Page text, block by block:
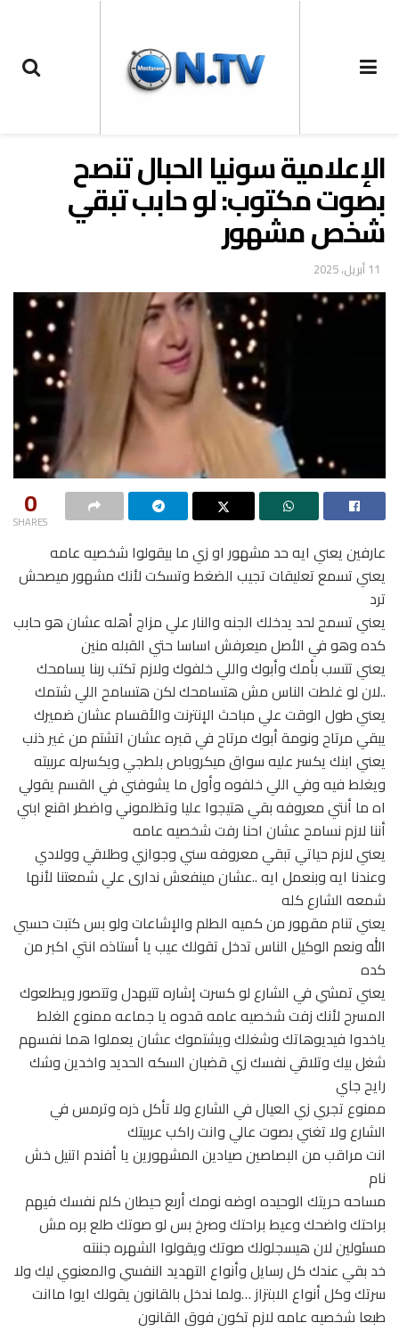
الإعلامية سونيا الحبال تنصح
بصوت مكتوب: لو حابب تبقي
شخص مشهور
11 أبريل، 2025
0
SHARES
عارفين يعني ايه حد مشهور او زي ما بيقولوا شخصيه عامه
يعني تسمع تعليقات تجيب الضغط وتسكت لأنك مشهور ميصحش
ترد
يعني تسمح لحد يدخلك الجنه والنار علي مزاج أهله عشان هو حابب
كده وهو في الأصل ميعرفش اساسا حتي القبله منين
يعني تتسب بأمك وأبوك واللي خلفوك ولازم تكتب ربنا يسامحك
..لان لو غلطت الناس مش هتسامحك لكن هتسامح اللي شتمك
يعني طول الوقت علي مباحث الإنترنت والأقسام عشان ضميرك
يبقي مرتاح ونومة أبوك مرتاح في قبره عشان اتشتم من غير ذنب
يعني ابنك يكسر عليه سواق ميكروباص بلطجي ويكسرله عربيته
ويغلط فيه وفي اللي خلفوه وأول ما يشوفني في القسم يقولي
اه ما أنتي معروفه بقي هتيجوا عليا وتظلموني واضطر اقنع ابني
أننا لازم نسامح عشان احنا رفت شخصيه عامه
يعني لازم حياتي تبقي معروفه سني وجوازي وطلاقي وولادي
وعندنا ايه وبنعمل ايه ..عشان مينفعش ندارى علي شمعتنا لأنها
شمعه الشارع كله
يعني تنام مقهور من كميه الطلم والإشاعات ولو بس كتبت حسبي
الله ونعم الوكيل الناس تدخل تقولك عيب يا أستاذه انتي اكبر من
كده
يعني تمشي في الشارع لو كسرت إشاره تتبهدل وتتصور ويطلعوك
المسرح لأنك زفت شخصيه عامه قدوه يا جماعه ممنوع الغلط
ياخدوا فيديوهاتك وشغلك ويشتموك عشان يعملوا هما نفسهم
شغل بيك وتلاقي نفسك زي قضبان السكه الحديد واخدين وشك
رايح جاي
ممنوع تجري زي العيال في الشارع ولا تأكل ذره وترمس في
الشارع ولا تغني بصوت عالي وانت راكب عربيتك
انت مراقب من البصاصين صيادين المشهورين يا أفندم اتنيل خش
نام
مساحه حريتك الوحيده اوضه نومك أربع حيطان كلم نفسك فيهم
براحتك واضحك وعيط براحتك وصرخ بس لو صوتك طلع بره مش
مسئولين لان هيسجلولك صوتك ويقولوا الشهره جننته
خد بقي عندك كل رسايل وأنواع التهديد النفسي والمعنوي ليك ولا
سرتك وكل أنواع الابتزاز …ولما ندخل بالقانون يقولك ايوا ماانت
طبعا شخصيه عامه لازم تكون فوق القانون